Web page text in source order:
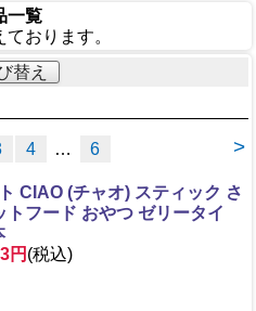
一覧
おります。
替え
>
4 … 6
CIAO (チャオ) スティック さ
トフード おやつ ゼリータイ
円 (税込)